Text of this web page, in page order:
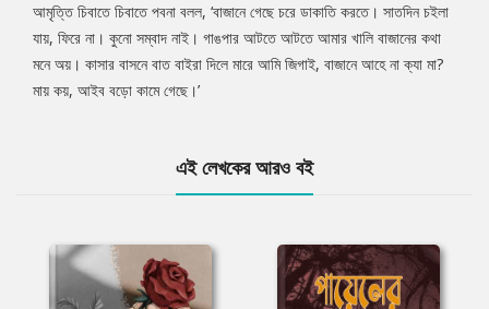
Tab
Article
আমৃত্তি চিবাতে চিবাতে পবনা বলল, ‘বাজানে গেছে চরে ডাকাতি করতে। সাতদিন চইলা
যায়, ফিরে না। কুনো সম্বাদ নাই। গাঙপার আটতে আটতে আমার খালি বাজানের কথা
মনে অয়। কাসার বাসনে বাত বাইরা দিলে মারে আমি জিগাই, বাজানে আহে না ক্যা মা?
মায় কয়, আইব বড়ো কামে গেছে।’
এই লেখকের আরও বই